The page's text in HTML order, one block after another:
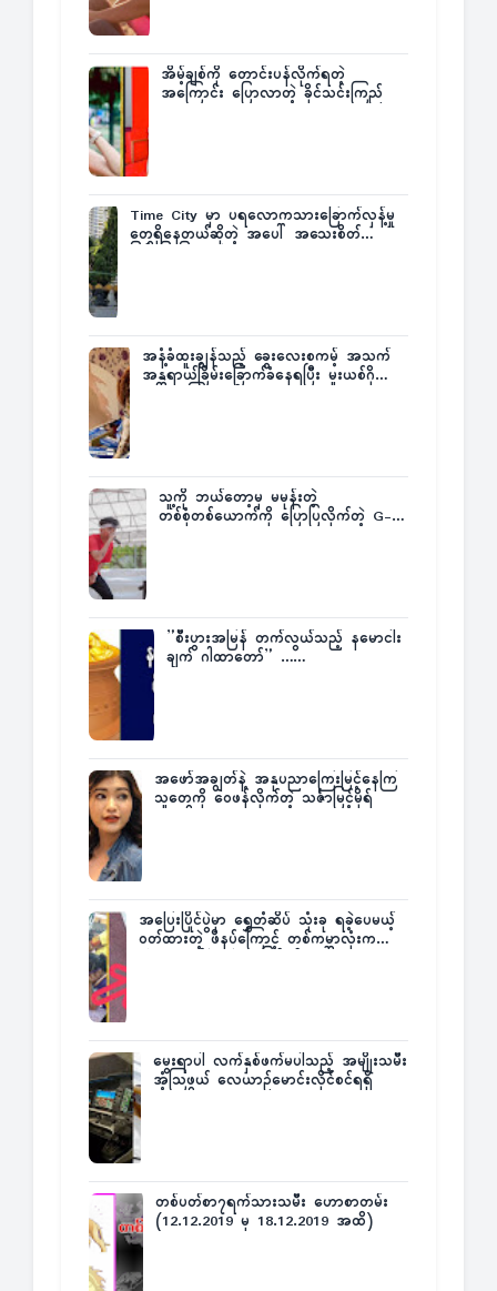
အိမ့်ချစ်ကို တောင်းပန်လိုက်ရတဲ့
အကြောင်း ပြောလာတဲ့ ခိုင်သင်းကြည်
Time City မှာ ပရလောကသားခြောက်လှန့်မှု
တွေရှိနေတယ်ဆိုတဲ့ အပေါ် အသေးစိတ်
အနံ့ခံထူးချွန်သည့် ခွေးလေးစကမ့် အသက်
အန္တရာယ်ခြိမ်းခြောက်ခံနေရပြီး မူးယစ်ဂိုဏ်း
သူ့ကို ဘယ်တော့မှ မမုန်းတဲ့
တစ်စုံတစ်ယောက်ကို ပြောပြလိုက်တဲ့ G-
”စီးပွားအမြန် တက်လွယ်သည့် နမောငါး
ချက် ဂါထာတော်” ……
အဖော်အချွတ်နဲ့ အနုပညာကြေးမြင့်နေကြ
သူတွေကို ဝေဖန်လိုက်တဲ့ သင်္ဇာမြင့်မိုရ်
အပြေးပြိုင်ပွဲမှာ ရွှေတံဆိပ် သုံးခု ရခဲ့ပေမယ့်
ဝတ်ထားတဲ့ ဖိနပ်ကြောင့် တစ်ကမ္ဘာလုံးက
မွေးရာပါ လက်နှစ်ဖက်မပါသည့် အမျိုးသမီး
အံ့သြဖွယ် လေယာဉ်မောင်းလိုင်စင်ရရှိ
တစ်ပတ်စာ၇ရက်သားသမီး ဟောစာတမ်း
(12.12.2019 မှ 18.12.2019 အထိ)